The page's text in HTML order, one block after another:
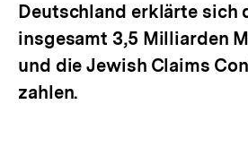
Deutschland erklärte sich
insgesamt 3,5 Milliarden
und die Jewish Claims
zahlen.